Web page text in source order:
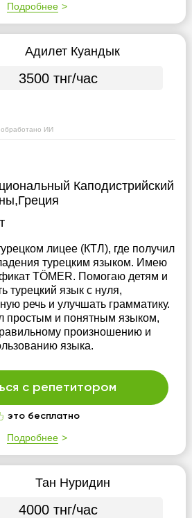
Подробнее
Адилет Куандык
3500 тнг/час
ИИ
Каподистрийский
лицее (КТЛ), где получил
турецким языком. Имею
TÖMER. Помогаю детям и
турецкий язык с нуля,
речь и улучшать грамматику.
простым и понятным языком,
произношению и
языка.
с репетитором
это бесплатно
Подробнее
Тан Нуридин
4000 тнг/час